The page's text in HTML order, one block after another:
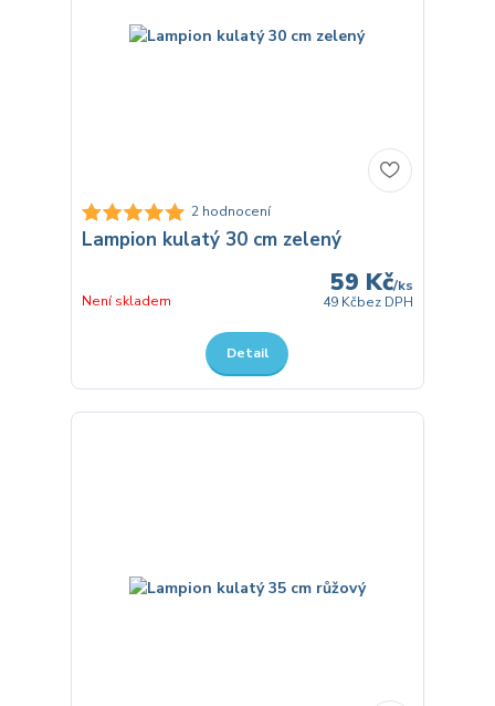
2 hodnocení
Lampion kulatý 30 cm zelený
59 Kč/ks
49 Kčbez DPH
Není skladem
Detail